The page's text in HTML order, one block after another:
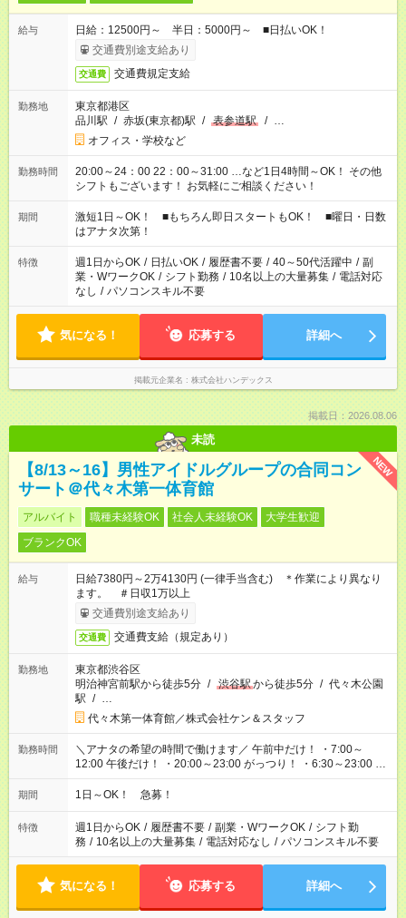
給与
日給：12500円～ 半日：5000円～ ■日払いOK！
交通費別途支給あり
交通費 交通費規定支給
勤務地
東京都港区
品川駅 / 赤坂(東京都)駅 / 表参道駅 / …
オフィス・学校など
勤務時間
20:00～24：00 22：00～31:00 …など1日4時間～OK！ その他
シフトもございます！ お気軽にご相談ください！
期間
激短1日～OK！ ■もちろん即日スタートもOK！ ■曜日・日数
はアナタ次第！
特徴 週1日からOK / 日払いOK / 履歴書不要 / 40～50代活躍中 / 副
業・WワークOK / シフト勤務 / 10名以上の大量募集 / 電話対応
なし / パソコンスキル不要
気になる！ 応募する 詳細へ
掲載元企業名 株式会社ハンデックス
掲載日：2026.08.06
未読
NEW
【8/13～16】男性アイドルグループの合同コン
サート＠代々木第一体育館
アルバイト 職種未経験OK 社会人未経験OK
大学生歓迎
ブランクOK
給与
日給7380円～2万4130円 (一律手当含む) ＊作業により異なり
ます。 ＃日収1万以上
交通費別途支給あり
交通費 交通費支給（規定あり）
勤務地
東京都渋谷区
明治神宮前駅から徒歩5分 / 渋谷駅から徒歩5分 / 代々木公園
駅 / …
代々木第一体育館／株式会社ケン＆スタッフ
勤務時間
＼アナタの希望の時間で働けます／ 午前中だけ！ ・7:00～
12:00 午後だけ！ ・20:00～23:00 がっつり！ ・6:30～23:00 ・
12:00～21:00 ・16:00～翌8:00 …etc ※時間曜日イベントによ
り異なります。
期間 1日～OK！ 急募！
特徴 週1日からOK / 履歴書不要 / 副業・WワークOK / シフト勤
務 / 10名以上の大量募集 / 電話対応なし / パソコンスキル不要
気になる！ 応募する 詳細へ